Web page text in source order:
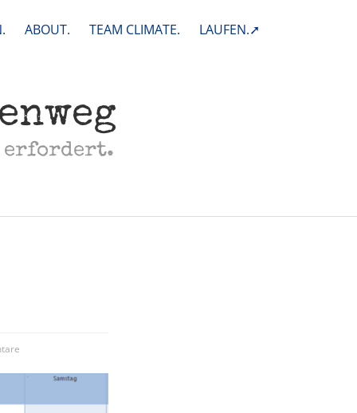
ABOUT. TEAM CLIMATE. LAUFEN.➚
erfordert.